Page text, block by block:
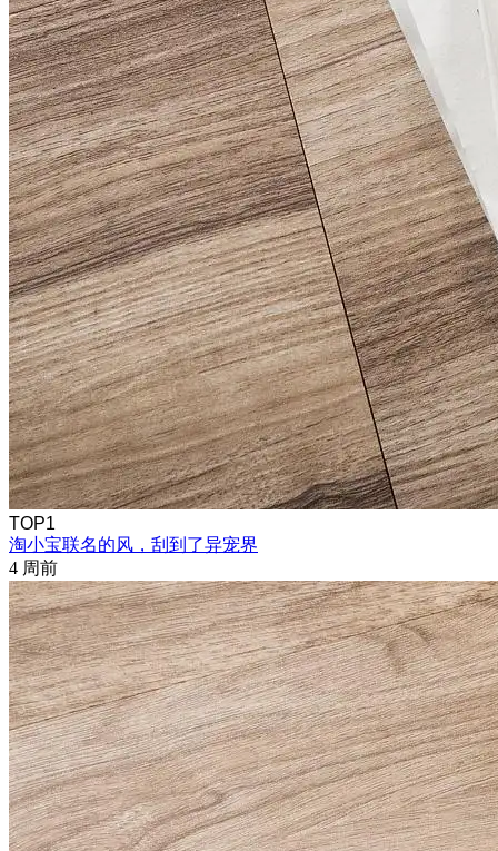
TOP1
淘小宝联名的风，刮到了异宠界
4 周前